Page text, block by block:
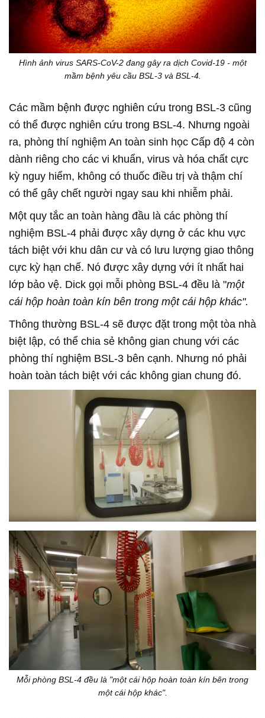
Hình ảnh virus SARS-CoV-2 đang gây ra dịch Covid-19 - một
mầm bệnh yêu cầu BSL-3 và BSL-4.
Các mầm bệnh được nghiên cứu trong BSL-3 cũng
có thể được nghiên cứu trong BSL-4. Nhưng ngoài
ra, phòng thí nghiệm An toàn sinh học Cấp độ 4 còn
dành riêng cho các vi khuẩn, virus và hóa chất cực
kỳ nguy hiểm, không có thuốc điều trị và thậm chí
có thể gây chết người ngay sau khi nhiễm phải.
Một quy tắc an toàn hàng đầu là các phòng thí
nghiệm BSL-4 phải được xây dựng ở các khu vực
tách biệt với khu dân cư và có lưu lượng giao thông
cực kỳ hạn chế. Nó được xây dựng với ít nhất hai
lớp bảo vệ. Dick gọi mỗi phòng BSL-4 đều là "một
cái hộp hoàn toàn kín bên trong một cái hộp khác".
Thông thường BSL-4 sẽ được đặt trong một tòa nhà
biệt lập, có thể chia sẻ không gian chung với các
phòng thí nghiệm BSL-3 bên cạnh. Nhưng nó phải
hoàn toàn tách biệt với các không gian chung đó.
Mỗi phòng BSL-4 đều là "một cái hộp hoàn toàn kín bên trong
một cái hộp khác".